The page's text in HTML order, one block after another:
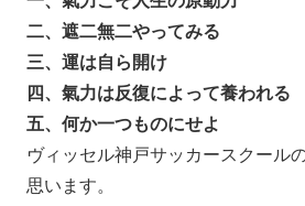
二、遮二無二やってみる
三、運は自ら開け
四、氣力は反復によって養われる
五、何か一つものにせよ
ヴィッセル神戸サッカースクール
思います。